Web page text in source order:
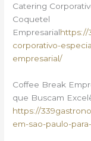
Catering
Coquetel
Empresarialhttps://
corporativo-
empresarial/
Coffee Break
que Buscam
https://
em-sao-paulo-